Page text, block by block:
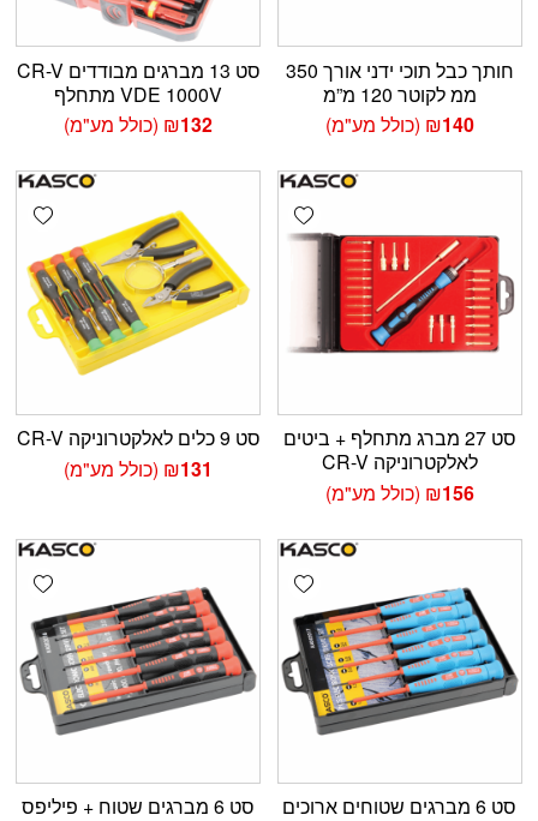
חותך כבל תוכי ידני אורך 350
ממ לקוטר 120 מ”מ
₪140 (כולל מע"מ)
סט 13 מברגים מבודדים CR-V
VDE 1000V מתחלף
₪132 (כולל מע"מ)
Add wishlist
סט 27 מברג מתחלף + ביטים
לאלקטרוניקה CR-V
₪156 (כולל מע"מ)
סט 9 כלים לאלקטרוניקה CR-V
₪131 (כולל מע"מ)
Add wishlist
סט 6 מברגים שטוחים ארוכים
סט 6 מברגים שטוח + פיליפס